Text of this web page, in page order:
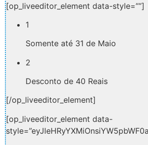
[op_liveeditor_element data-style=””]
1
Somente até 31 de Maio
2
Desconto de 40 Reais
[/op_liveeditor_element]
[op_liveeditor_element data-